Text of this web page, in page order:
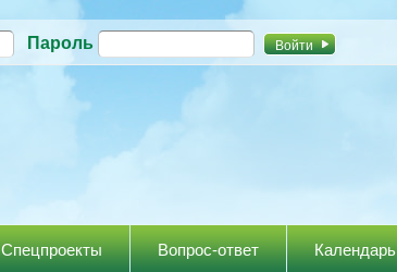
Перейти к
содержанию
Пароль
Спецпроекты Вопрос-ответ Календарь